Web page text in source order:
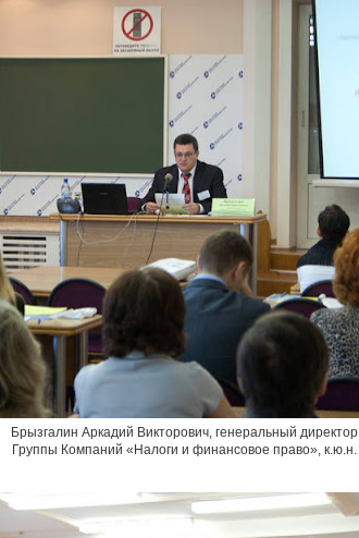
Брызгалин Аркадий Викторович, генеральный директор
Группы Компаний «Налоги и финансовое право», к.ю.н.